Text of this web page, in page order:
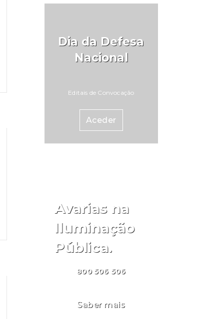
Dia da Defesa
Nacional
Editais de Convocação
Aceder
Avarias na
Iluminação
Pública.
800 506 506
Saber mais